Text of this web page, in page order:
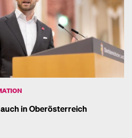
in Oberösterreich